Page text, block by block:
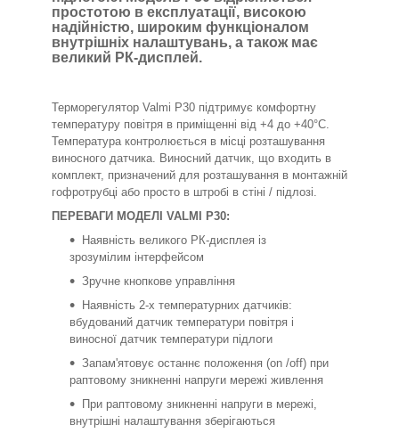
простотою в експлуатації, високою
надійністю, широким функціоналом
внутрішніх налаштувань, а також має
великий РК-дисплей.
Терморегулятор Valmi P30 підтримує комфортну
температуру повітря в приміщенні від +4 до +40°C.
Температура контролюється в місці розташування
виносного датчика. Виносний датчик, що входить в
комплект, призначений для розташування в монтажній
гофротрубці або просто в штробі в стіні / підлозі.
ПЕРЕВАГИ МОДЕЛІ VALMI P30:
Наявність великого РК-дисплея із
зрозумілим інтерфейсом
Зручне кнопкове управління
Наявність 2-х температурних датчиків:
вбудований датчик температури повітря і
виносної датчик температури підлоги
Запам'ятовує останнє положення (on /off) при
раптовому зникненні напруги мережі живлення
При раптовому зникненні напруги в мережі,
внутрішні налаштування зберігаються